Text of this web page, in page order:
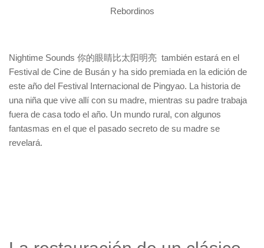
Rebordinos
Nightime Sounds 你的眼睛比太阳明亮 también estará en el
Festival de Cine de Busán y ha sido premiada en la edición de
este año del Festival Internacional de Pingyao. La historia de
una niña que vive allí con su madre, mientras su padre trabaja
fuera de casa todo el año. Un mundo rural, con algunos
fantasmas en el que el pasado secreto de su madre se
revelará.